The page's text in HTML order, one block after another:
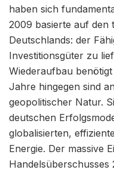
haben sich
2009 basierte auf den
Deutschlands: der
Investitionsgüter zu
Wiederaufbau
Jahre hingegen sind
geopolitischer Natur.
deutschen
globalisierten,
Energie. Der massive